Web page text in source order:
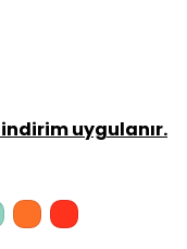
uygulanır.